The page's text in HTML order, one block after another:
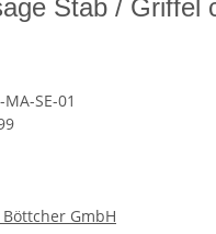
Stab / Griffel
MA-SE-01
GmbH